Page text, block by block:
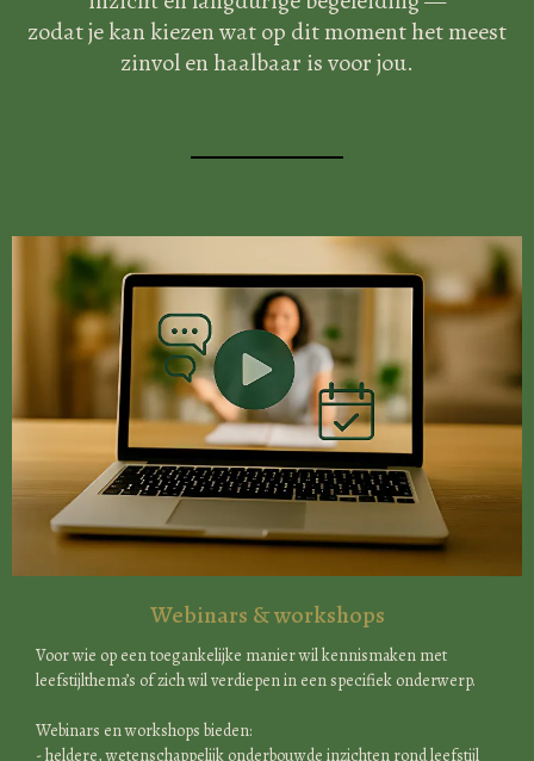
zodat je kan kiezen wat op dit moment het meest
zinvol en haalbaar is voor jou.
Webinars & workshops
Voor wie op een toegankelijke manier wil kennismaken met
leefstijlthema’s of zich wil verdiepen in een specifiek onderwerp.
Webinars en workshops bieden:
- heldere, wetenschappelijk onderbouwde inzichten rond leefstijl